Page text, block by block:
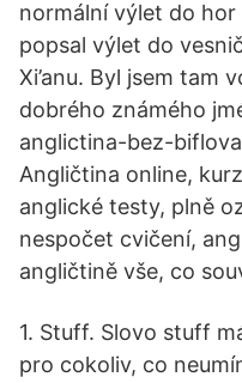
normální výlet do hor
popsal výlet do
Xi’anu. Byl jsem tam
dobrého známého
anglictina-bez-
Angličtina online,
anglické testy, plně
nespočet cvičení,
angličtině vše, co
1. Stuff. Slovo stuff
pro cokoliv, co